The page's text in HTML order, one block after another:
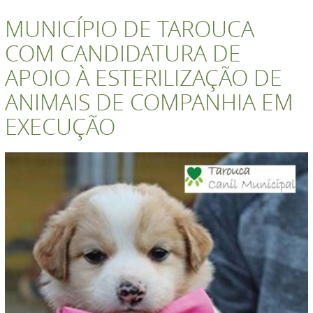
MUNICÍPIO DE TAROUCA
COM CANDIDATURA DE
APOIO À ESTERILIZAÇÃO DE
ANIMAIS DE COMPANHIA EM
EXECUÇÃO